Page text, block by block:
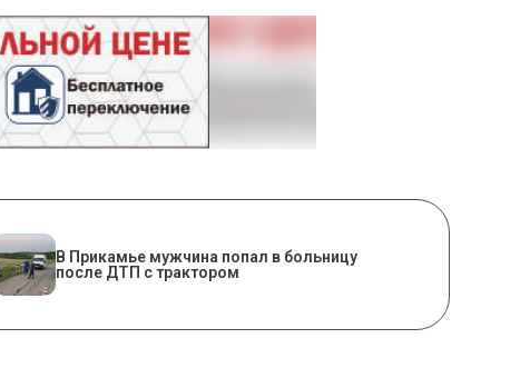
В Прикамье мужчина попал в больницу
после ДТП с трактором